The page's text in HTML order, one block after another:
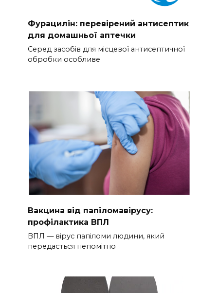
Фурацилін: перевірений антисептик
для домашньої аптечки
Серед засобів для місцевої антисептичної
обробки особливе
Вакцина від папіломавірусу:
профілактика ВПЛ
ВПЛ — вірус папіломи людини, який
передається непомітно